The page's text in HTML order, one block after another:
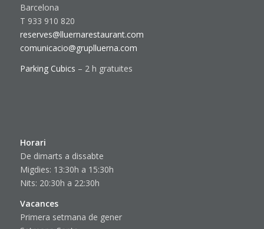
Barcelona
T 933 910 820
reserves@lluernarestaurant.com
comunicacio@gruplluerna.com
Parking Cubics – 2 h gratuites
Horari
De dimarts a dissabte
Migdies: 13:30h a 15:30h
Nits: 20:30h a 22:30h
Vacances
Primera setmana de gener